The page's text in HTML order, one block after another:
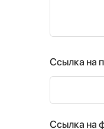
Ссылка на
Ссылка на